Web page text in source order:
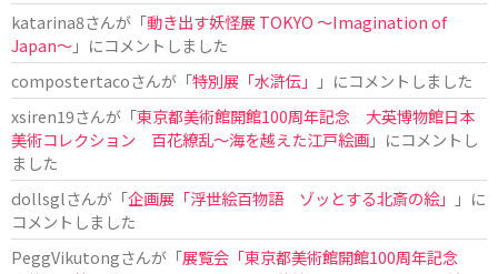
katarina8さんが「動き出す妖怪展 TOKYO 〜Imagination of
Japan〜」にコメントしました
compostertacoさんが「特別展「水滸伝」
」にコメントしました
xsiren19さんが「東京都美術館開館100周年記念 大英博物館日本
美術コレクション 百花繚乱～海を越えた江戸絵画」にコメントし
ました
dollsglさんが「企画展「浮世絵百物語 ゾッとする北斎の絵」
」に
コメントしました
PeggVikutongさんが「展覧会「東京都美術館開館100周年記念